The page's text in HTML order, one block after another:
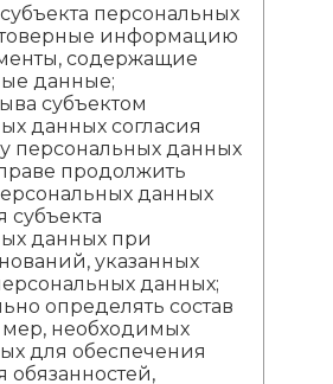
субъекта персональных
информацию
содержащие
данные;
субъектом
данных согласия
персональных данных
продолжить
данных
субъекта
данных при
указанных
данных;
определять состав
необходимых
для обеспечения
обязанностей,